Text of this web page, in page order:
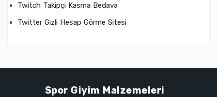
Twitch Takipçi Kasma Bedava
Twitter Gizli Hesap Görme Sitesi
Spor Giyim Malzemeleri